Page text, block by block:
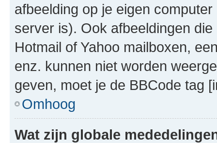
afbeelding op je eigen
server is). Ook afbeeldingen
Hotmail of Yahoo mailboxen,
enz. kunnen niet worden
geven, moet je de BBCode tag
Omhoog
Wat zijn globale